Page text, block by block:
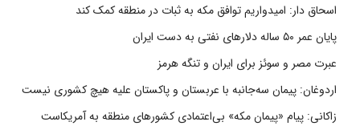
اسحاق دار: امیدواریم توافق مکه به ثبات در منطقه کمک کند
پایان عمر ۵۰ ساله دلارهای نفتی به دست ایران
عبرت مصر و سوئز برای ایران و تنگه هرمز
اردوغان: پیمان سه‌جانبه با عربستان و پاکستان علیه هیچ کشوری نیست
زاکانی: پیام «پیمان مکه» بی‌اعتمادی کشورهای منطقه به آمریکاست